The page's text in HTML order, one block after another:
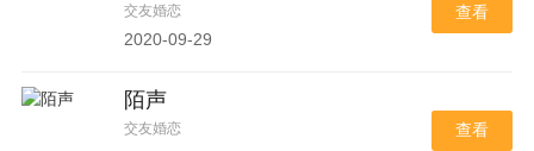
交友婚恋
2020-09-29
查看
陌声
交友婚恋 查看